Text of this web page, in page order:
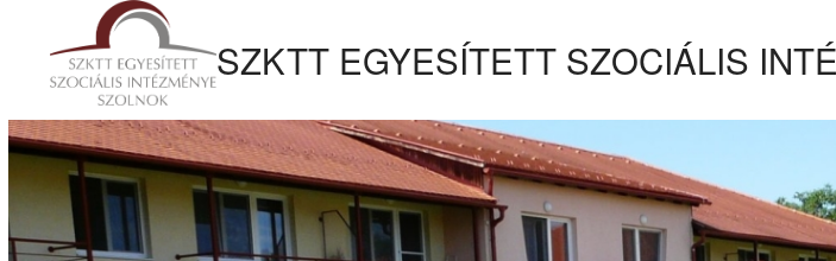
Kezdőlapra
ugrás
SZKTT EGYESÍTETT SZOCIÁLIS